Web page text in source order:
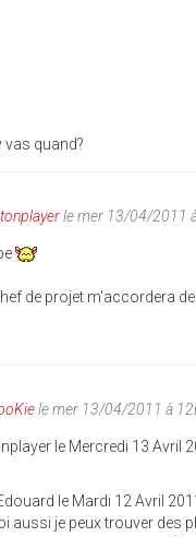
vas quand?
le mer 13/04/2011
de projet m'accordera
le mer 13/04/2011 à
le Mercredi 13 Avril
le Mardi 12 Avril
aussi je peux trouver des